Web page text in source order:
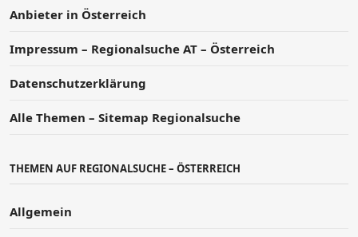
Anbieter in Österreich
Impressum – Regionalsuche AT – Österreich
Datenschutzerklärung
Alle Themen – Sitemap Regionalsuche
THEMEN AUF REGIONALSUCHE – ÖSTERREICH
Allgemein